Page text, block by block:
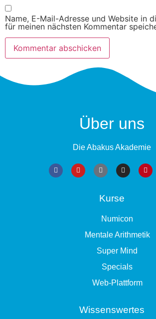
Name, E-Mail-Adresse und Website in
für meinen nächsten Kommentar
Über uns
Die Abakus Akademie
Kurse
Numicon
Mentale Arithmetik
Super Mind
Specials
Web-Plattform
Wissenswertes